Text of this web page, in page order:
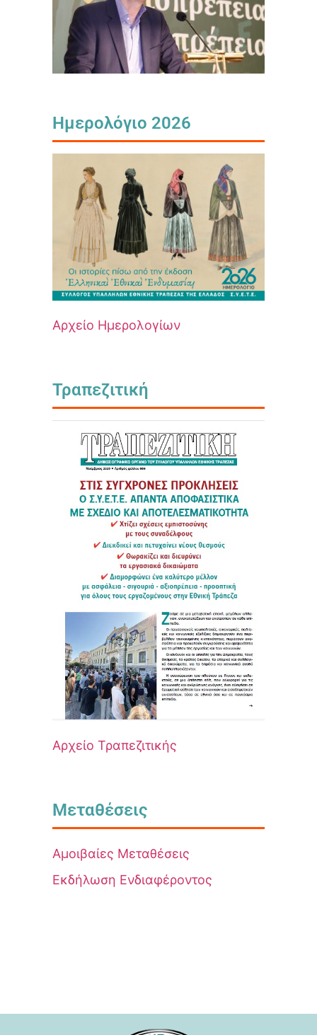
Ημερολόγιο 2026
Αρχείο Ημερολογίων
Τραπεζιτική
Αρχείο Τραπεζιτικής
Μεταθέσεις
Αμοιβαίες Μεταθέσεις
Εκδήλωση Ενδιαφέροντος